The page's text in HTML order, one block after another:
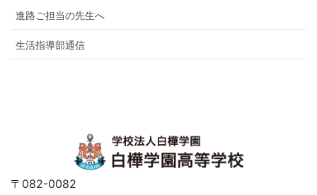
進路ご担当の先生へ
生活指導部通信
〒082-0082